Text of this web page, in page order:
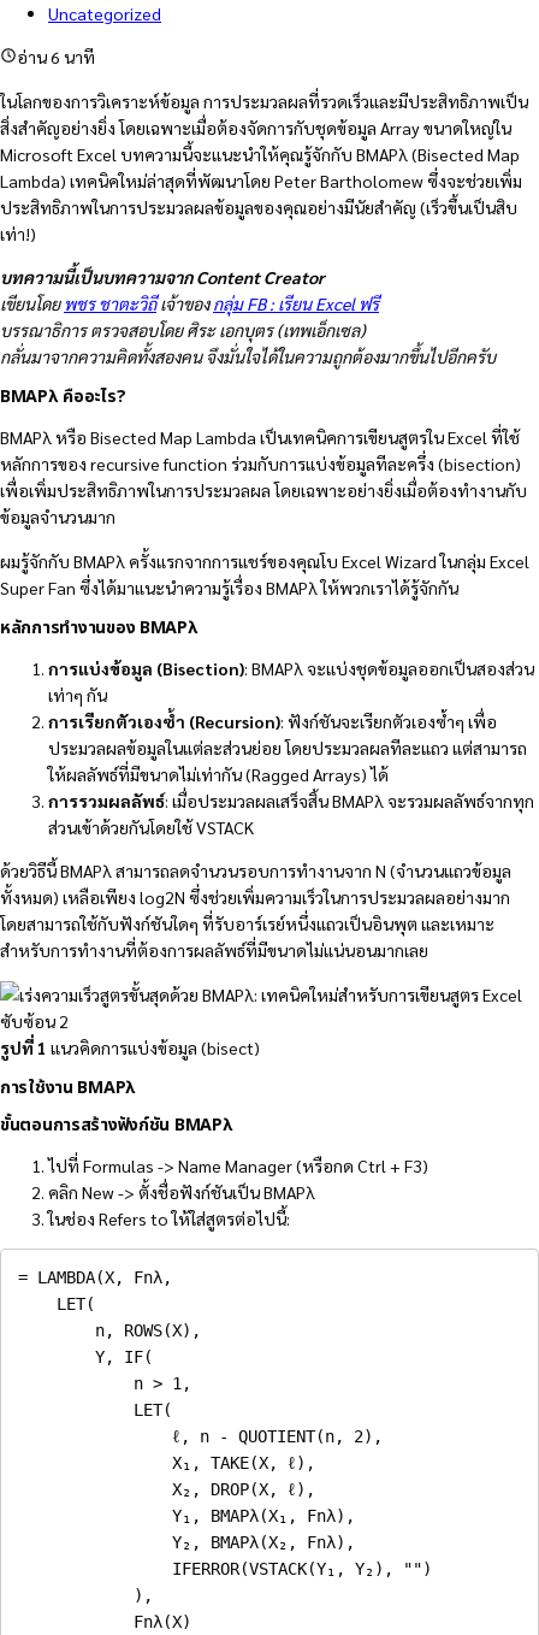
Uncategorized
อ่าน 6 นาที
ในโลกของการวิเคราะห์ข้อมูล การประมวลผลที่รวดเร็วและมีประสิทธิภาพเป็น
สิ่งสำคัญอย่างยิ่ง โดยเฉพาะเมื่อต้องจัดการกับชุดข้อมูล Array ขนาดใหญ่ใน
Microsoft Excel บทความนี้จะแนะนำให้คุณรู้จักกับ BMAPλ (Bisected Map
Lambda) เทคนิคใหม่ล่าสุดที่พัฒนาโดย Peter Bartholomew ซึ่งจะช่วยเพิ่ม
ประสิทธิภาพในการประมวลผลข้อมูลของคุณอย่างมีนัยสำคัญ (เร็วขึ้นเป็นสิบ
เท่า!)
บทความนี้เป็นบทความจาก Content Creator
เขียนโดย พชร ชาตะวิถีเจ้าของกลุ่ม FB : เรียน Excel ฟรี
บรรณาธิการ ตรวจสอบโดย ศิระ เอกบุตร (เทพเอ็กเซล)
กลั่นมาจากความคิดทั้งสองคน จึงมั่นใจได้ในความถูกต้องมากขึ้นไปอีกครับ
BMAPλ คืออะไร?
BMAPλ หรือ Bisected Map Lambda เป็นเทคนิคการเขียนสูตรใน Excel ที่ใช้
หลักการของ recursive function ร่วมกับการแบ่งข้อมูลทีละครึ่ง (bisection)
เพื่อเพิ่มประสิทธิภาพในการประมวลผล โดยเฉพาะอย่างยิ่งเมื่อต้องทำงานกับ
ข้อมูลจำนวนมาก
ผมรู้จักกับ BMAPλ ครั้งแรกจากการแชร์ของคุณโบ Excel Wizard ในกลุ่ม Excel
Super Fan ซึ่งได้มาแนะนำความรู้เรื่อง BMAPλ ให้พวกเราได้รู้จักกัน
หลักการทำงานของ BMAPλ
การแบ่งข้อมูล (Bisection): BMAPλ จะแบ่งชุดข้อมูลออกเป็นสองส่วน
เท่าๆ กัน
การเรียกตัวเองซ้ำ (Recursion): ฟังก์ชันจะเรียกตัวเองซ้ำๆ เพื่อ
ประมวลผลข้อมูลในแต่ละส่วนย่อย โดยประมวลผลทีละแถว แต่สามารถ
ให้ผลลัพธ์ที่มีขนาดไม่เท่ากัน (Ragged Arrays) ได้
การรวมผลลัพธ์: เมื่อประมวลผลเสร็จสิ้น BMAPλ จะรวมผลลัพธ์จากทุก
ส่วนเข้าด้วยกันโดยใช้ VSTACK
ด้วยวิธีนี้ BMAPλ สามารถลดจำนวนรอบการทำงานจาก N (จำนวนแถวข้อมูล
ทั้งหมด) เหลือเพียง log2N ซึ่งช่วยเพิ่มความเร็วในการประมวลผลอย่างมาก
โดยสามารถใช้กับฟังก์ชันใดๆ ที่รับอาร์เรย์หนึ่งแถวเป็นอินพุต และเหมาะ
สำหรับการทำงานที่ต้องการผลลัพธ์ที่มีขนาดไม่แน่นอนมากเลย
รูปที่ 1 แนวคิดการแบ่งข้อมูล (bisect)
การใช้งาน BMAPλ
ขั้นตอนการสร้างฟังก์ชัน BMAPλ
ไปที่ Formulas -> Name Manager (หรือกด Ctrl + F3)
คลิก New -> ตั้งชื่อฟังก์ชันเป็น BMAPλ
ในช่อง Refers to ให้ใส่สูตรต่อไปนี้:
= LAMBDA(X, Fnλ,
LET(
        n
, ROWS(X) ,
        Y
, IF(
            n
> 1 ,
LET(
                ℓ
, n - QUOTIENT(n, 2) ,
                X₁
, TAKE(X, ℓ) ,
                X₂
, DROP(X, ℓ) ,
                Y₁
, BMAPλ(X₁ , Fnλ) ,
                Y₂
, BMAPλ(X₂ , Fnλ) ,
IFERROR(VSTACK(Y₁ , Y₂ ) , "")
) ,
            Fnλ
(X)